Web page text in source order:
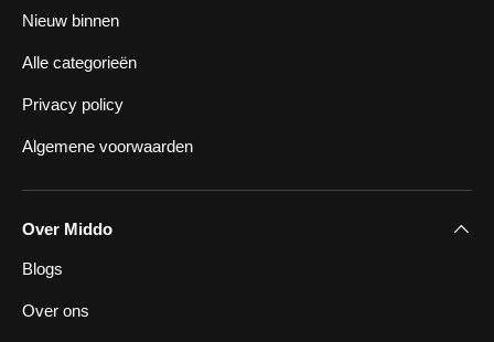
Nieuw binnen
Alle categorieën
Privacy policy
Algemene voorwaarden
Over Middo
Blogs
Over ons